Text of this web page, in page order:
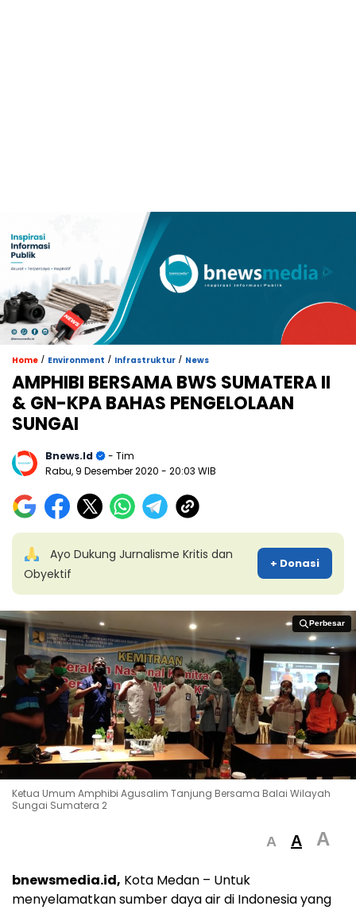
Home / Environment / Infrastruktur / News
AMPHIBI BERSAMA BWS SUMATERA II
& GN-KPA BAHAS PENGELOLAAN
SUNGAI
Bnews.id
- Tim
Rabu, 9 Desember 2020 - 20:03 WIB
Ayo Dukung Jurnalisme Kritis dan
Obyektif
+ Donasi
Perbesar
Perbesar
Ketua Umum Amphibi Agusalim Tanjung Bersama Balai Wilayah
Sungai Sumatera 2
A A A
bnewsmedia.id, Kota Medan – Untuk
menyelamatkan sumber daya air di Indonesia yang